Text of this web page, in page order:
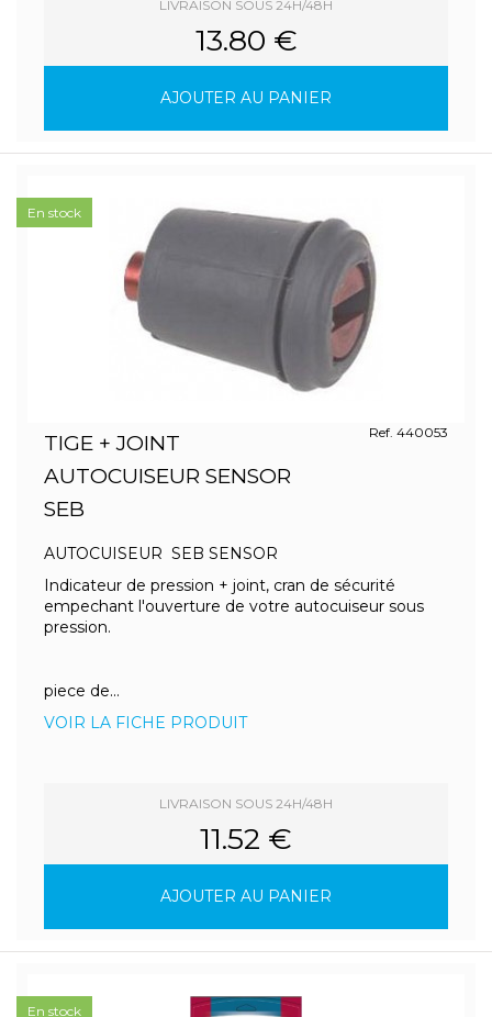
LIVRAISON SOUS 24H/48H
13.80 €
AJOUTER AU PANIER
TIGE + JOINT
AUTOCUISEUR SENSOR
SEB
Ref. 440053
AUTOCUISEUR SEB SENSOR
Indicateur de pression + joint, cran de sécurité
empechant l'ouverture de votre autocuiseur sous
pression.
piece de...
VOIR LA FICHE PRODUIT
LIVRAISON SOUS 24H/48H
11.52 €
AJOUTER AU PANIER
En stock
En stock